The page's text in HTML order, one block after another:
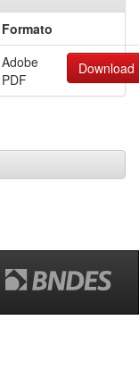
Formato
Adobe
PDF
Download